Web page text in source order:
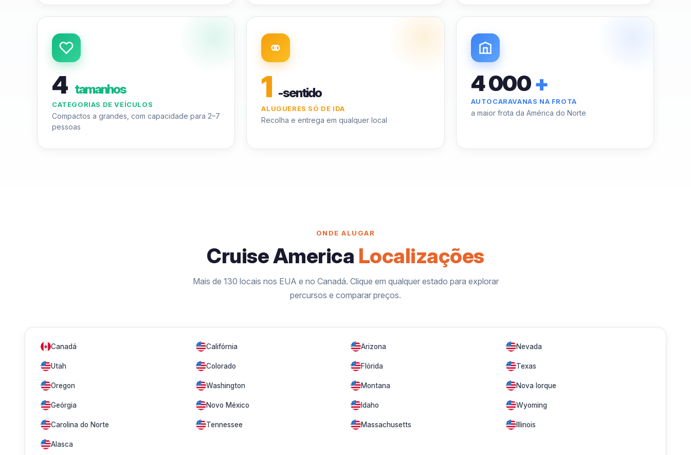
4 tamanhos
CATEGORIAS DE VEÍCULOS
Compactos a grandes, com capacidade para 2–7
pessoas
1 -sentido
ALUGUERES SÓ DE IDA
Recolha e entrega em qualquer local
4 000+
AUTOCARAVANAS NA FROTA
a maior frota da América do Norte
ONDE ALUGAR
Cruise America Localizações
Mais de 130 locais nos EUA e no Canadá. Clique em qualquer estado para explorar
percursos e comparar preços.
Canadá Califórnia Arizona Nevada
Utah Colorado Flórida Texas
Oregon Washington Montana Nova Iorque
Geórgia Novo México Idaho Wyoming
Carolina do Norte Tennessee Massachusetts Illinois
Alasca